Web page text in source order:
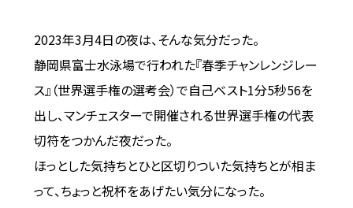
2023年3月4日の夜は、そんな気分だった。
静岡県富士水泳場で行われた『春季チャンレンジレー
ス』（世界選手権の選考会）で自己ベスト1分5秒56を
出し、マンチェスターで開催される世界選手権の代表
切符をつかんだ夜だった。
ほっとした気持ちとひと区切りついた気持ちとが相ま
って、ちょっと祝杯をあげたい気分になった。